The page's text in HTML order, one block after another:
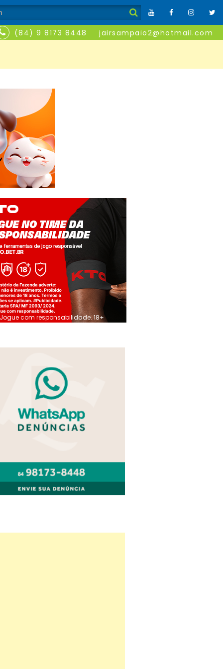
(84) 9 8173 8448 jairsampaio2@hotmail.com
Jogue com responsabilidade. 18+